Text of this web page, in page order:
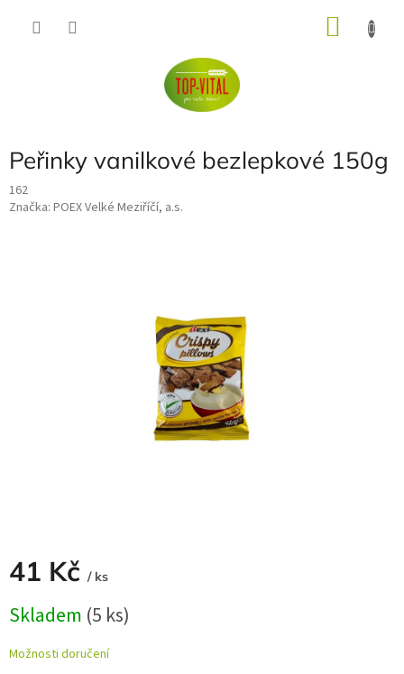
Peřinky vanilkové bezlepkové 150g
162
Značka: POEX Velké Meziříčí, a.s.
41 Kč / ks
cena:
Skladem (5 ks)
Možnosti doručení